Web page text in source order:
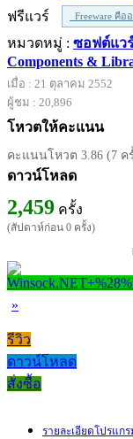
ฟรีแวร์
Freeware คือ
หมวดหมู่ : ซอฟต์แว
Components &
เมื่อ : 21 ตุลาคม 2552
ผู้ชม : 20,896
โหวตให้คะแนน
คะแนนโหวต 3.86 (7 ค
ดาวน์โหลด
2,459 ครั้ง
(สัปดาห์ก่อน 0 ครั้ง)
»
รีวิว
ดาวน์โหลด
สั่งซื้อ
รายละเอียดโปรแกร